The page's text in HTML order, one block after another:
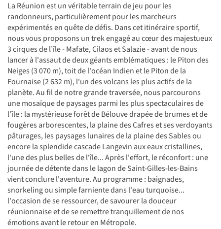
La Réunion est un véritable terrain de jeu pour les
randonneurs, particulièrement pour les marcheurs
expérimentés en quête de défis. Dans cet itinéraire sportif,
nous vous proposons un trek engagé au cœur des majestueux
3 cirques de l’île - Mafate, Cilaos et Salazie - avant de nous
lancer à l'assaut de deux géants emblématiques : le Piton des
Neiges (3 070 m), toit de l'océan Indien et le Piton de la
Fournaise (2 632 m), l'un des volcans les plus actifs de la
planète. Au fil de notre grande traversée, nous parcourons
une mosaïque de paysages parmi les plus spectaculaires de
l'île : la mystérieuse forêt de Bélouve drapée de brumes et de
fougères arborescentes, la plaine des Cafres et ses verdoyants
pâturages, les paysages lunaires de la plaine des Sables ou
encore la splendide cascade Langevin aux eaux cristallines,
l'une des plus belles de l'île... Après l'effort, le réconfort : une
journée de détente dans le lagon de Saint-Gilles-les-Bains
vient conclure l'aventure. Au programme : baignades,
snorkeling ou simple farniente dans l'eau turquoise...
l'occasion de se ressourcer, de savourer la douceur
réunionnaise et de se remettre tranquillement de nos
émotions avant le retour en Métropole.